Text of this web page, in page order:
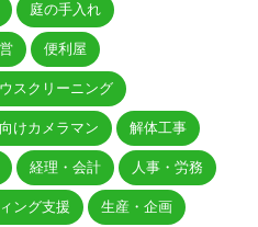
庭の手入れ
便利屋
スクリーニング
けカメラマン 解体工事
経理・会計 人事・労務
ング支援 生産・企画